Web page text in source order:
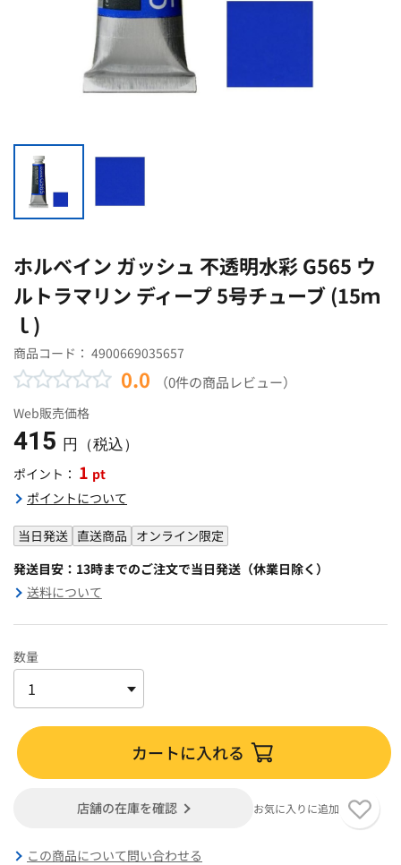
ホルベイン ガッシュ 不透明水彩 G565 ウ
ルトラマリン ディープ 5号チューブ (15ｍ
ｌ)
商品コード： 4900669035657
0.0 （0件の商品レビュー）
Web販売価格
415 円（税込）
ポイント： 1 pt
ポイントについて
当日発送 直送商品 オンライン限定
発送目安：13時までのご注文で当日発送（休業日除く）
送料について
数量
カートに入れる
店舗の在庫を確認 お気に入りに追加
この商品について問い合わせる